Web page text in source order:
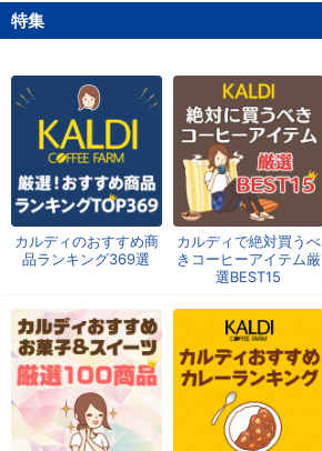
特集
カルディのおすすめ商
品ランキング369選
カルディで絶対買うべ
きコーヒーアイテム厳
選BEST15